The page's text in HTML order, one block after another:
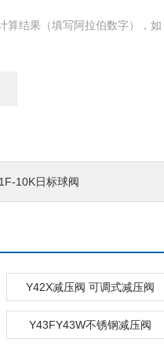
算结果（填写阿拉伯数字），
10K日标球阀
Y42X减压阀 可调式减压阀
Y43FY43W不锈钢减压阀